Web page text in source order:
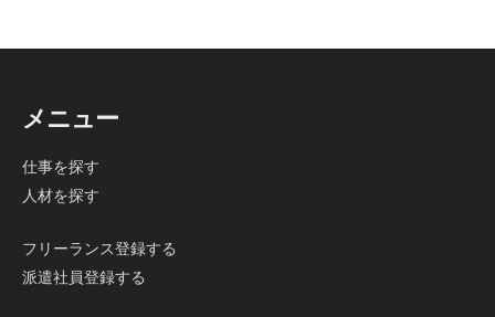
メニュー
仕事を探す
人材を探す
フリーランス登録する
派遣社員登録する